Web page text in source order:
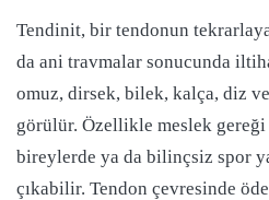
Tendinit, bir tendonun
da ani travmalar sonucunda
omuz, dirsek, bilek, kalça, diz
görülür. Özellikle meslek gereği
bireylerde ya da bilinçsiz spor
çıkabilir. Tendon çevresinde